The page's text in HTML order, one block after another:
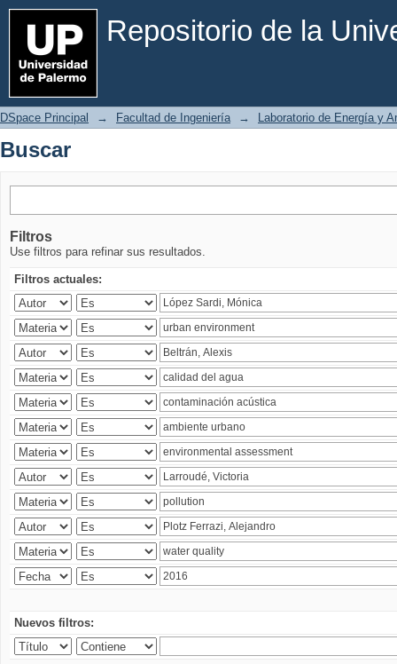
Repositorio de la
Buscar
DSpace Principal → Facultad de Ingeniería → Laboratorio de Energía y
Buscar
Filtros
Use filtros para refinar sus resultados.
Filtros actuales:
Nuevos filtros: